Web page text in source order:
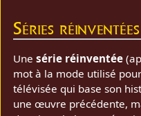
Séries réinventées
Unesérie réinventée
mot à la mode utilisé
télévisée qui base son
une œuvre précédente,